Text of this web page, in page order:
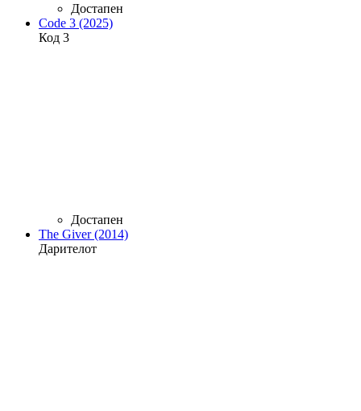
Достапен
Code 3 (2025)
Код 3
Достапен
The Giver (2014)
Дарителот